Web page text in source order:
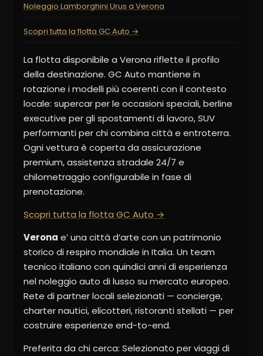
Noleggio Lamborghini Urus a Verona
Scopri tutta la flotta GC Auto →
La flotta disponibile a Verona riflette il profilo
della destinazione. GC Auto mantiene in
rotazione i modelli più coerenti con il contesto
locale: supercar per le occasioni speciali, berline
executive per gli spostamenti di lavoro, SUV
performanti per chi combina città e entroterra.
Ogni vettura è coperta da assicurazione
premium, assistenza stradale 24/7 e
chilometraggio configurabile in fase di
prenotazione.
Scopri tutta la flotta GC Auto →
Verona e’ una città d’arte con un patrimonio
storico di respiro mondiale in Italia. Un team
tecnico italiano con quindici anni di esperienza
nel noleggio auto di lusso su mercato europeo.
Rete di partner locali selezionati — concierge,
charter nautici, elicotteri, ristoranti stellati — per
costruire esperienze end-to-end.
Preferita da chi cerca: Selezionato per viaggi di